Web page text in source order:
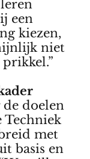
een
kiezen,
niet
doelen
Techniek
met
basis en